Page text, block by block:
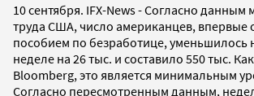
10 сентября. IFX-News - Согласно данным
труда США, число американцев, впервые
пособием по безработице, уменьшилось
неделе на 26 тыс. и составило 550 тыс.
Bloomberg, это является минимальным
Согласно пересмотренным данным,